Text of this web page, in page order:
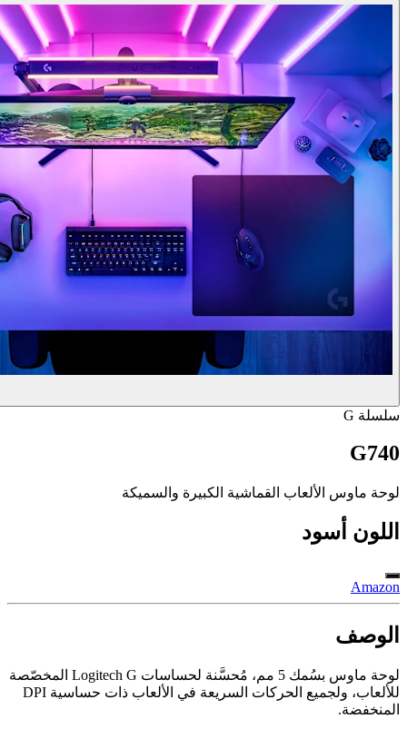
سلسلة G
G740
لوحة ماوس الألعاب القماشية الكبيرة والسميكة
اللون أسود
Amazon
الوصف
لوحة ماوس بسُمك 5 مم، مُحسَّنة لحساسات Logitech G المخصّصة
للألعاب، ولجميع الحركات السريعة في الألعاب ذات حساسية DPI
المنخفضة.